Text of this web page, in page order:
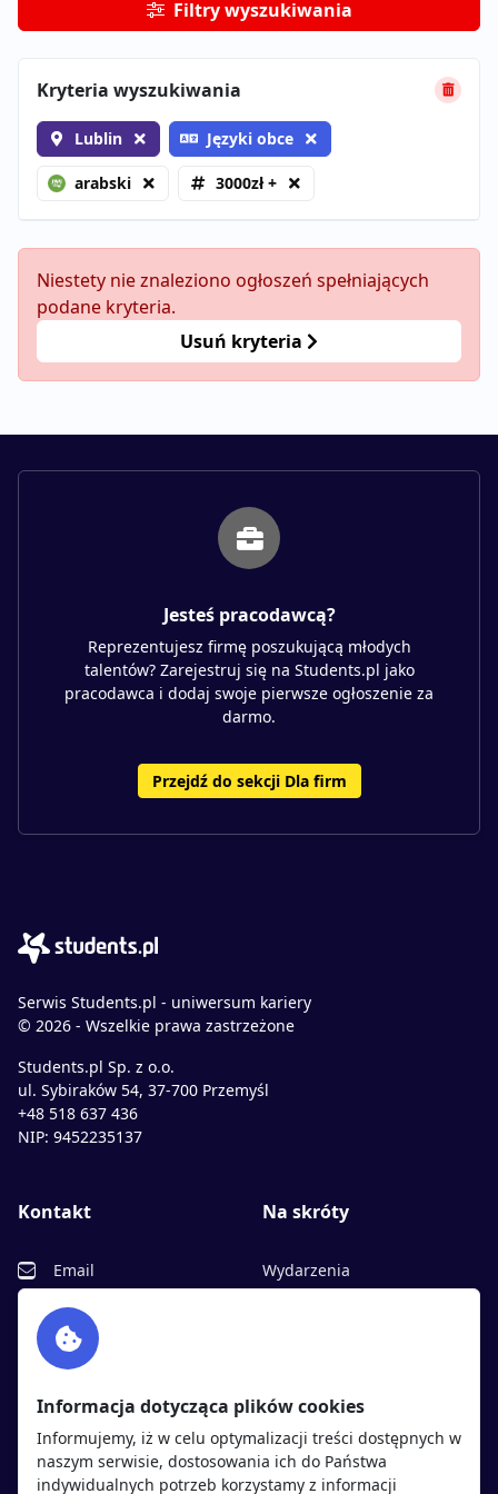
Filtry wyszukiwania
Kryteria wyszukiwania
Lublin Języki obce
arabski 3000zł +
Niestety nie znaleziono ogłoszeń spełniających
podane kryteria.
Usuń kryteria
Jesteś pracodawcą?
Reprezentujesz firmę poszukującą młodych
talentów? Zarejestruj się na Students.pl jako
pracodawca i dodaj swoje pierwsze ogłoszenie za
darmo.
Przejdź do sekcji Dla firm
Serwis Students.pl - uniwersum kariery
© 2026 - Wszelkie prawa zastrzeżone
Students.pl Sp. z o.o.
ul. Sybiraków 54, 37-700 Przemyśl
+48 518 637 436
NIP: 9452235137
Kontakt
Email
Facebook
Twitter
Na skróty
Wydarzenia
Polityka cookies
Polityka prywatności
Informacja dotycząca plików cookies
Informujemy, iż w celu optymalizacji treści dostępnych w
naszym serwisie, dostosowania ich do Państwa
indywidualnych potrzeb korzystamy z informacji